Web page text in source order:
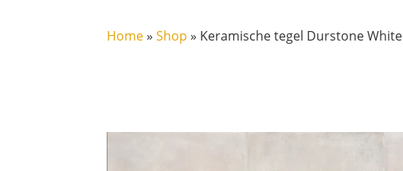
Home»Shop » Keramische tegel Durstone White